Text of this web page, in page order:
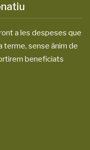
a les despeses que
sense ànim de
beneficiats